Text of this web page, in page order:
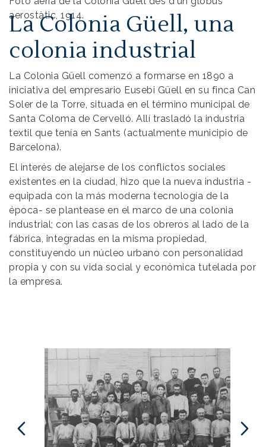
aerostàtic, 1914.
La Colonia Güell, una
colonia industrial
La Colonia Güell comenzó a formarse en 1890 a
iniciativa del empresario Eusebi Güell en su finca Can
Soler de la Torre, situada en el término municipal de
Santa Coloma de Cervelló. Allí trasladó la industria
textil que tenía en Sants (actualmente municipio de
Barcelona).
El interés de alejarse de los conflictos sociales
existentes en la ciudad, hizo que la nueva industria -
equipada con la más moderna tecnología de la
época- se plantease en el marco de una colonia
industrial; con las casas de los obreros al lado de la
fábrica, integradas en la misma propiedad,
constituyendo un núcleo urbano con personalidad
propia y con su vida social y económica tutelada por
la empresa.